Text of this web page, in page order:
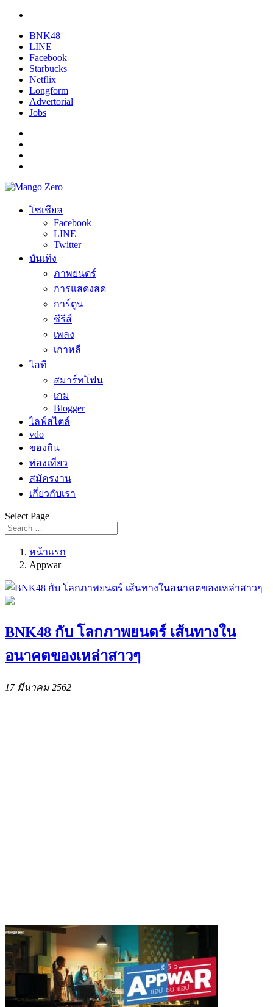
BNK48
LINE
Facebook
Starbucks
Netflix
Longform
Advertorial
Jobs
โซเชียล
Facebook
LINE
Twitter
บันเทิง
ภาพยนตร์
การแสดงสด
การ์ตูน
ซีรีส์
เพลง
เกาหลี
ไอที
สมาร์ทโฟน
เกม
Blogger
ไลฟ์สไตล์
vdo
ของกิน
ท่องเที่ยว
สมัครงาน
เกี่ยวกับเรา
Select Page
หน้าแรก
Appwar
BNK48 กับ โลกภาพยนตร์ เส้นทางใน
อนาคตของเหล่าสาวๆ
17 มีนาคม 2562